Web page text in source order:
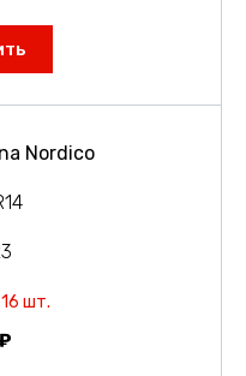
Nordico
шт.